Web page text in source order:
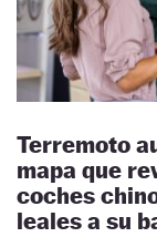
Terremoto
mapa que
coches
leales a su